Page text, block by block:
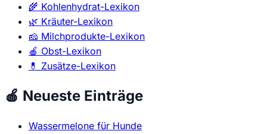
🌾 Kohlenhydrat-Lexikon
🌿 Kräuter-Lexikon
🧀 Milchprodukte-Lexikon
🍎 Obst-Lexikon
💊 Zusätze-Lexikon
🍎 Neueste Einträge
Wassermelone für Hunde